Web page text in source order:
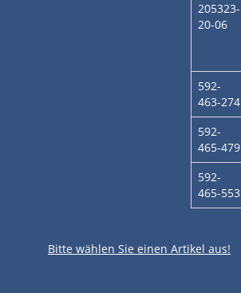
205323-
20-06
592-
463-274
592-
465-479
592-
465-553
Bitte wählen Sie einen Artikel aus!